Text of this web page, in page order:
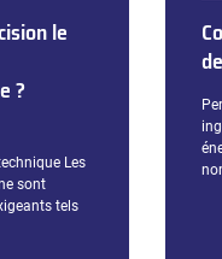
le
?
Les
sont
tels